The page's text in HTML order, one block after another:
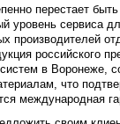
перестает
уровень сервиса
производителей
российского
в Воронеже,
что
международная